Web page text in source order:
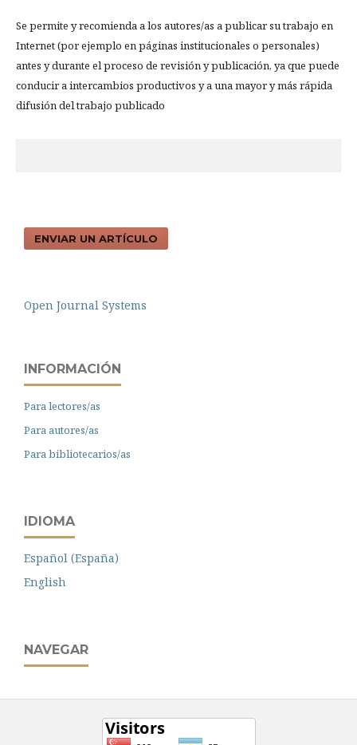
Se permite y recomienda a los autores/as a publicar su trabajo en
Internet (por ejemplo en páginas institucionales o personales)
antes y durante el proceso de revisión y publicación, ya que puede
conducir a intercambios productivos y a una mayor y más rápida
difusión del trabajo publicado
ENVIAR UN ARTÍCULO
Open Journal Systems
INFORMACIÓN
Para lectores/as
Para autores/as
Para bibliotecarios/as
IDIOMA
Español (España)
English
NAVEGAR